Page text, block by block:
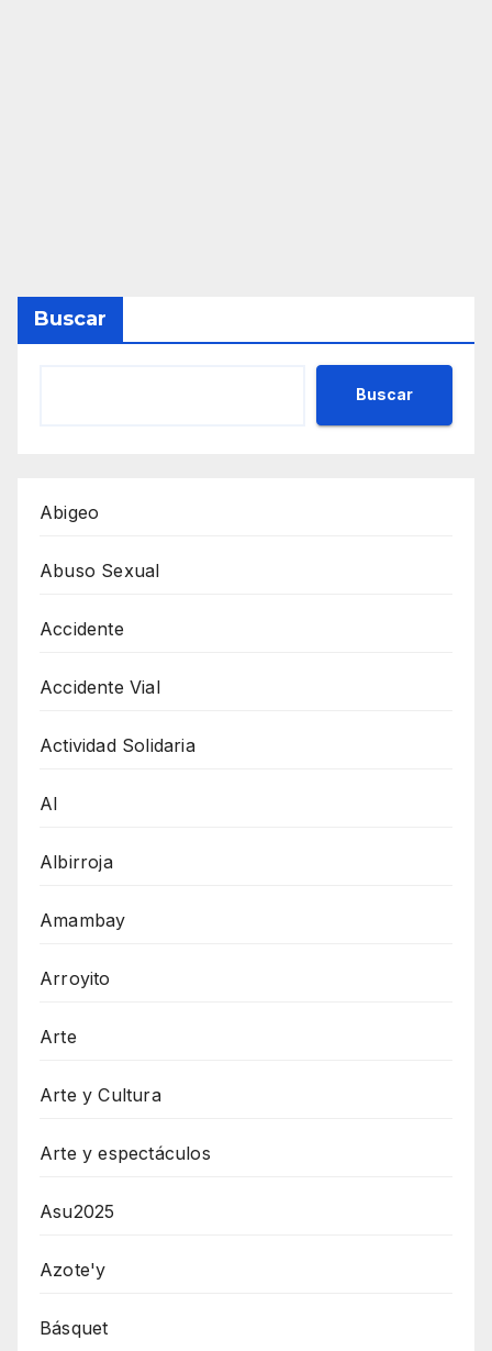
Buscar
Buscar
Abigeo
Abuso Sexual
Accidente
Accidente Vial
Actividad Solidaria
AI
Albirroja
Amambay
Arroyito
Arte
Arte y Cultura
Arte y espectáculos
Asu2025
Azote'y
Básquet